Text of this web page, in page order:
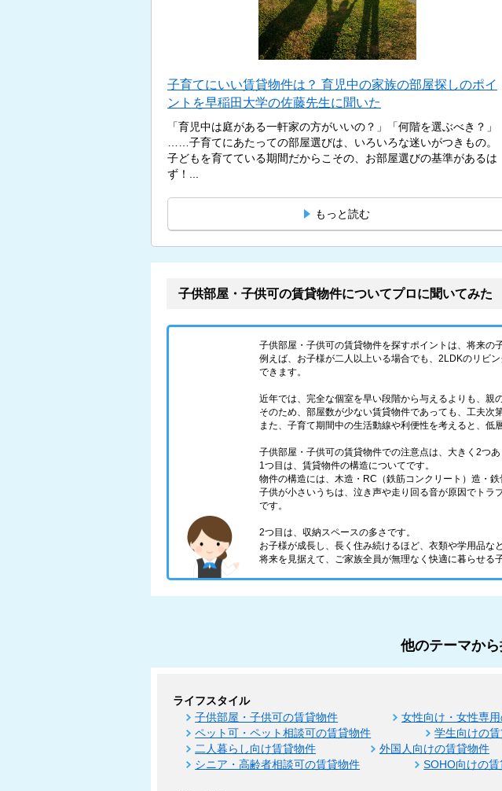
子育てにいい賃貸物件は？ 育児中の家族の部屋探しのポイ
ントを早稲田大学の佐藤先生に聞いた
「育児中は庭がある一軒家の方がいいの？」「何階を選ぶべき？」
……子育てにあたっての部屋選びは、いろいろな迷いがつきもの。
子どもを育てている期間だからこその、お部屋選びの基準があるは
ず！...
もっと読む
子供部屋・子供可の賃貸物件についてプロに聞いてみた
子供部屋・子供可の賃貸物件を探すポイントは、将来の
例えば、お子様が二人以上いる場合でも、2LDKのリビ
できます。
近年では、完全な個室を早い段階から与えるよりも、親
そのため、部屋数が少ない賃貸物件であっても、工夫次
また、子育て期間中の生活動線や利便性を考えると、低
子供部屋・子供可の賃貸物件での注意点は、大きく2つあ
1つ目は、賃貸物件の構造についてです。
物件の構造には、木造・RC（鉄筋コンクリート）造・
子供が小さいうちは、泣き声や走り回る音が原因でトラ
です。
2つ目は、収納スペースの多さです。
お子様が成長し、長く住み続けるほど、衣類や学用品な
将来を見据えて、ご家族全員が無理なく快適に暮らせる
他のテーマか
ライフスタイル
子供部屋・子供可の賃貸物件 女性向け・女性専
ペット可・ペット相談可の賃貸物件
学生向けの
二人暮らし向け賃貸物件
外国人向けの賃貸物件
シニア・高齢者相談可の賃貸物件
SOHO向けの